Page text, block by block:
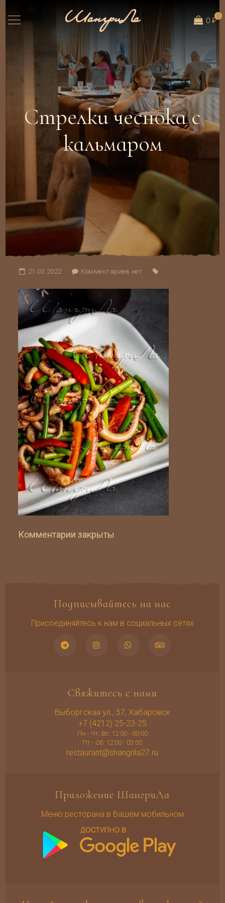
0
0 ₽
Стрелки чеснока с
кальмаром
21.03.2022 Комментариев нет
Комментарии закрыты
Подписывайтесь на нас
Присоединяйтесь к нам в социальных сетях
Свяжитесь с нами
Выборгская ул., 57, Хабаровск
+7 (4212) 25-23-25
Пн - Чт, Вс: 12:00 - 00:00
Пт - Сб: 12:00 - 03:00
restaurant@shangrila27.ru
Приложение ШангриЛа
Меню ресторана в Вашем мобильном